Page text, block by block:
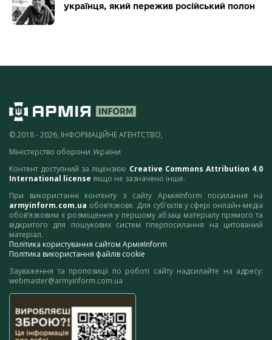
українця, який пережив російський полон
© 2018 - 2026, ІНФОРМАЦІЙНЕ АГЕНТСТВО,
Міністерство оборони України
Контент доступний за ліцензією Creative Commons Attribution 4.0
International license якщо не зазначено інше.
При використанні контенту з сайту АрміяInform посилання на
armyinform.com.ua обов’язкове. Для суб’єктів у сфері онлайн-медіа
обов’язковим є розміщення у першому абзаці матеріалу прямого та
відкритого для пошукових систем гіперпосилання на цитований
матеріал.
Політика користування сайтом АрміяInform
Політика використання файлів cookie
Зауваження та пропозиції по роботі сайту надсилайте на адресу:
webmaster@armyinform.com.ua